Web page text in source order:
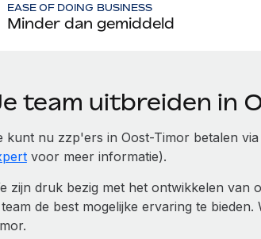
EASE OF DOING BUSINESS
Minder dan gemiddeld
team uitbreiden in
kunt nu zzp'ers in Oost-Timor betalen
voor meer informatie).
zijn druk bezig met het ontwikkelen van
de best mogelijke ervaring te